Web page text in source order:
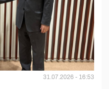
31.07.2026 - 16:53